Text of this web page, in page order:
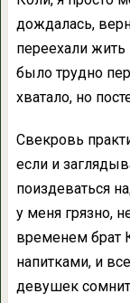
дождалась,
переехали
было трудно
хватало, но
Свекровь
если и
поиздеваться
у меня грязно,
временем брат
напитками, и
девушек